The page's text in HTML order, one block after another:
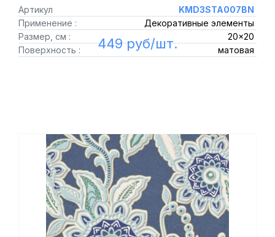
Артикул
KMD3STA007BN
Применение :
Декоративные элементы
Размер, см :
20x20
Поверхность :
матовая
449 руб/шт.